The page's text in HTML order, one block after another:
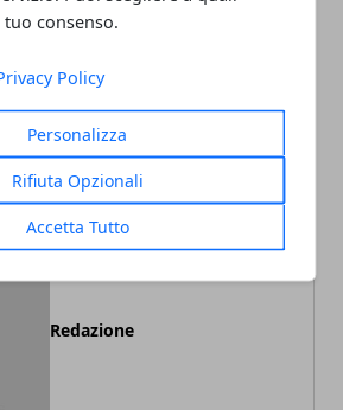
consenso.
Policy
Personalizza
Rifiuta Opzionali
Accetta Tutto
Antipasti di verdure light e
veloci: Involtini di Zucchine
alla menta
Redazione